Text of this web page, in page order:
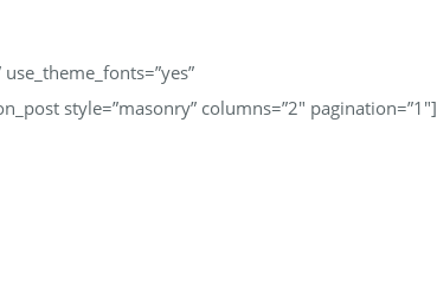
style=”masonry” columns=”2″ pagination=”1″]